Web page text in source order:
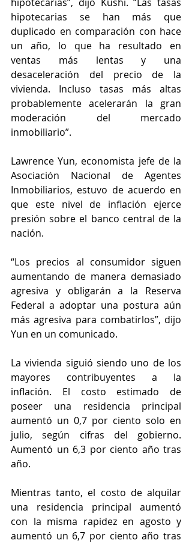
hipotecarias se han más que
duplicado en comparación con hace
un año, lo que ha resultado en
ventas más lentas y una
desaceleración del precio de la
vivienda. Incluso tasas más altas
probablemente acelerarán la gran
moderación del mercado
inmobiliario”.
Lawrence Yun, economista jefe de la
Asociación Nacional de Agentes
Inmobiliarios, estuvo de acuerdo en
que este nivel de inflación ejerce
presión sobre el banco central de la
nación.
“Los precios al consumidor siguen
aumentando de manera demasiado
agresiva y obligarán a la Reserva
Federal a adoptar una postura aún
más agresiva para combatirlos”, dijo
Yun en un comunicado.
La vivienda siguió siendo uno de los
mayores contribuyentes a la
inflación. El costo estimado de
poseer una residencia principal
aumentó un 0,7 por ciento solo en
julio, según cifras del gobierno.
Aumentó un 6,3 por ciento año tras
año.
Mientras tanto, el costo de alquilar
una residencia principal aumentó
con la misma rapidez en agosto y
aumentó un 6,7 por ciento año tras